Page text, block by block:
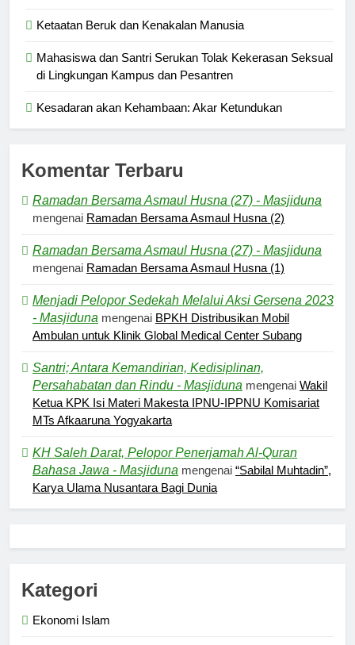
Ketaatan Beruk dan Kenakalan Manusia
Mahasiswa dan Santri Serukan Tolak Kekerasan Seksual
di Lingkungan Kampus dan Pesantren
Kesadaran akan Kehambaan: Akar Ketundukan
Komentar Terbaru
Ramadan Bersama Asmaul Husna (27) - Masjiduna
mengenai Ramadan Bersama Asmaul Husna (2)
Ramadan Bersama Asmaul Husna (27) - Masjiduna
mengenai Ramadan Bersama Asmaul Husna (1)
Menjadi Pelopor Sedekah Melalui Aksi Gersena 2023
- Masjiduna mengenai BPKH Distribusikan Mobil
Ambulan untuk Klinik Global Medical Center Subang
Santri; Antara Kemandirian, Kedisiplinan,
Persahabatan dan Rindu - Masjiduna mengenai Wakil
Ketua KPK Isi Materi Makesta IPNU-IPPNU Komisariat
MTs Afkaaruna Yogyakarta
KH Saleh Darat, Pelopor Penerjamah Al-Quran
Bahasa Jawa - Masjiduna mengenai “Sabilal Muhtadin”,
Karya Ulama Nusantara Bagi Dunia
Kategori
Ekonomi Islam
5
Akar Ketundukan
HEADLINE
Kebutuhan versus Keinginan
7